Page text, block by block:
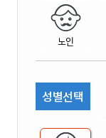
노인
성별선택